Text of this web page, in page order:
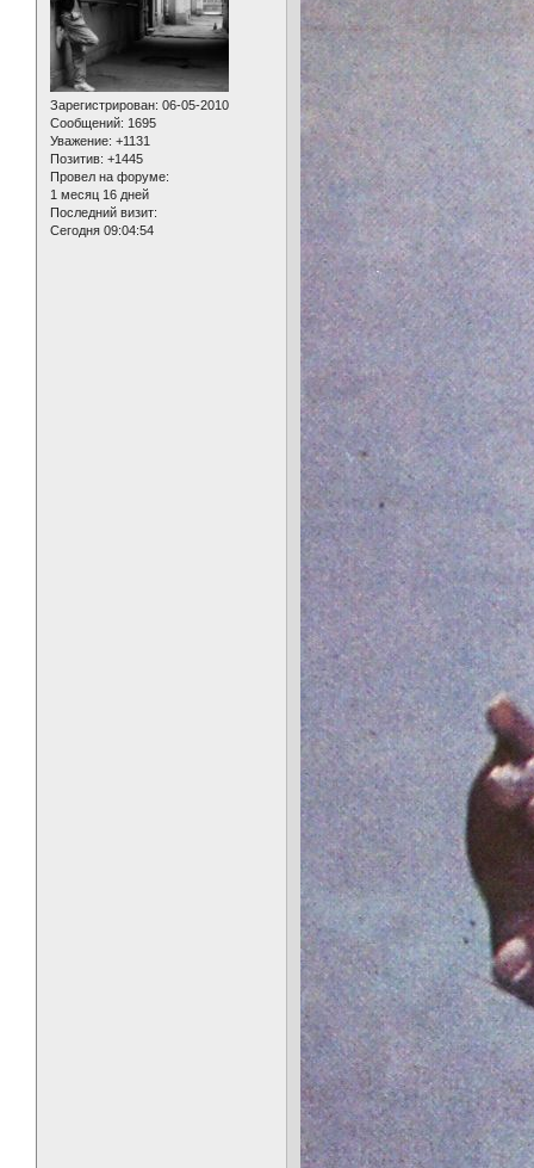
Зарегистрирован: 06-05-2010
Сообщений: 1695
Уважение: +1131
Позитив: +1445
Провел на форуме:
1 месяц 16 дней
Последний визит:
Сегодня 09:04:54